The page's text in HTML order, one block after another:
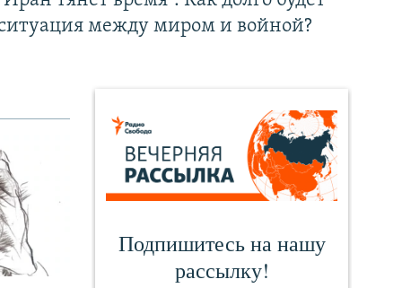
между миром и войной?